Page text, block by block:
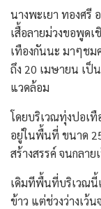
นางพะเยา ทองศรี
เสื้อลายม่วงขอพูด
เทืองกันนะ มาๆชม
ถึง 20 เมษายน เป็
แวดล้อม
โดยบริเวณทุ่งปอเทื
อยู่ในพื้นที่ ขนาด
สร้างสรรค์ จนกลา
เดิมทีพื้นที่บริเวณ
ข้าว แต่ช่วงว่างเว้